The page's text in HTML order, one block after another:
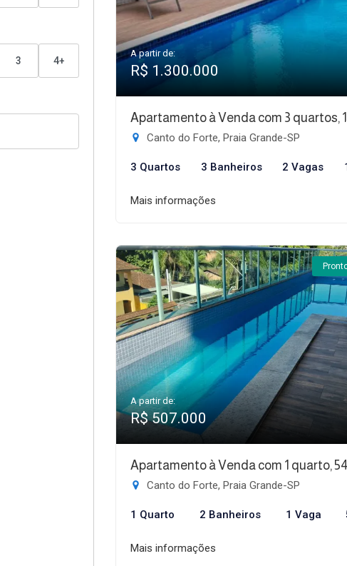
3 4+
A partir de:
R$ 1.300.000
Apartamento à Venda com 3 quartos,
Canto do Forte, Praia Grande-SP
3 Quartos 3 Banheiros 2 Vagas
Mais informações
A partir de:
R$ 507.000
Apartamento à Venda com 1 quarto,
Canto do Forte, Praia Grande-SP
1 Quarto 2 Banheiros 1 Vaga
Mais informações